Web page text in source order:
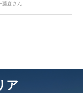
藤森さん
ア